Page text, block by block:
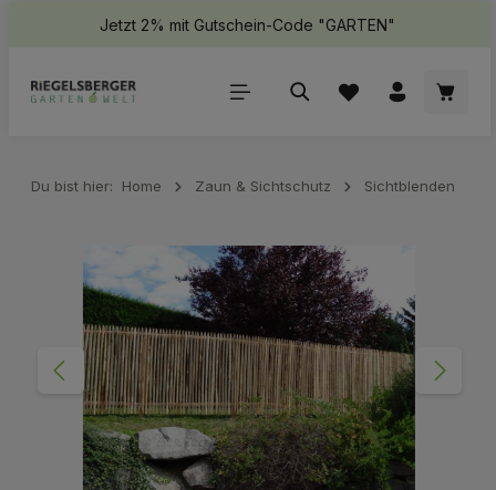
springenJetzt 2% mit Gutschein-Code "GARTEN"
Du bist hier: Home Zaun & Sichtschutz Sichtblenden
Bildergalerie überspringen